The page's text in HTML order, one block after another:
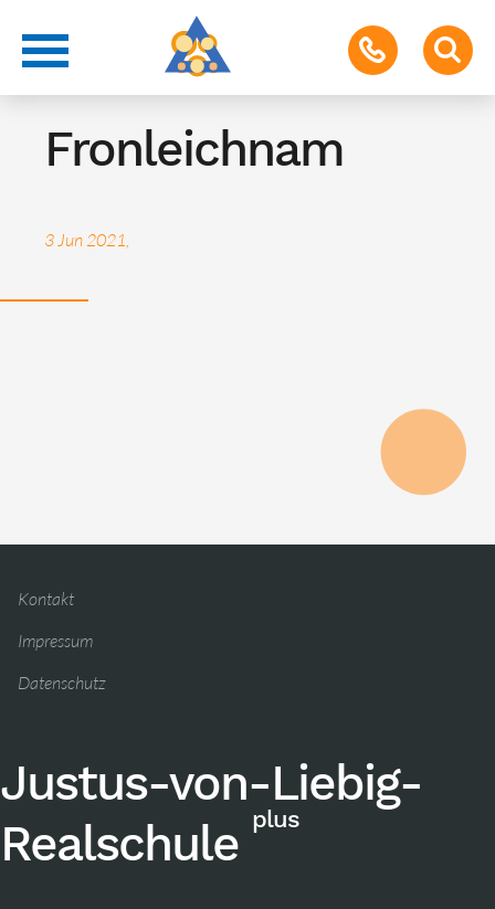
Feiertag
Fronleichnam
3 Jun 2021,
Kontakt
Impressum
Datenschutz
Justus-von-Liebig-
Realschule plus